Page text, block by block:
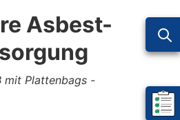
Mein
Asbest-
mit Plattenbags -